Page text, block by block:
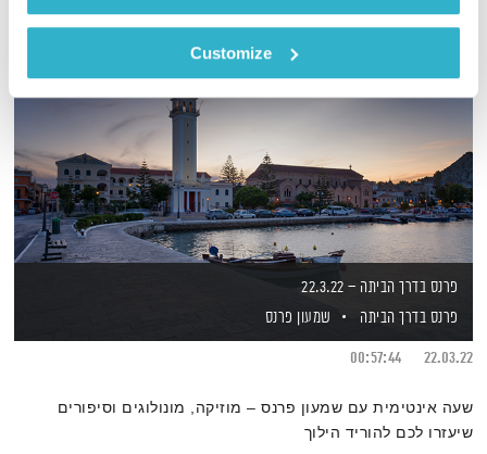
Customize
פרנס בדרך הביתה – 22.3.22
פרנס בדרך הביתה
שמעון פרנס
22.03.22
00:57:44
שעה אינטימית עם שמעון פרנס – מוזיקה, מונולוגים וסיפורים
שיעזרו לכם להוריד הילוך